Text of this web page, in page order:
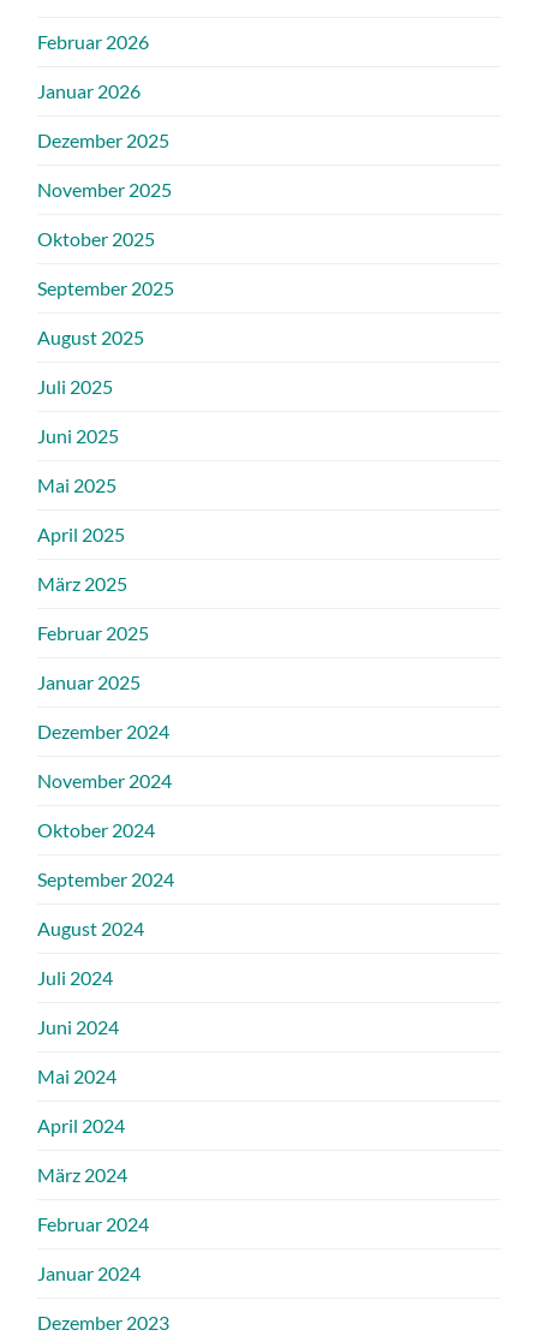
Februar 2026
Januar 2026
Dezember 2025
November 2025
Oktober 2025
September 2025
August 2025
Juli 2025
Juni 2025
Mai 2025
April 2025
März 2025
Februar 2025
Januar 2025
Dezember 2024
November 2024
Oktober 2024
September 2024
August 2024
Juli 2024
Juni 2024
Mai 2024
April 2024
März 2024
Februar 2024
Januar 2024
Dezember 2023